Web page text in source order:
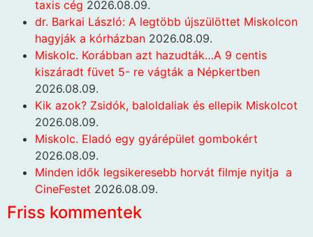
taxis cég 2026.08.09.
dr. Barkai László: A legtöbb újszülöttet Miskolcon
hagyják a kórházban 2026.08.09.
Miskolc. Korábban azt hazudták…A 9 centis
kiszáradt füvet 5- re vágták a Népkertben
2026.08.09.
Kik azok? Zsidók, baloldaliak és ellepik Miskolcot
2026.08.09.
Miskolc. Eladó egy gyárépület gombokért
2026.08.09.
Minden idők legsikeresebb horvát filmje nyitja a
CineFestet 2026.08.09.
Friss kommentek